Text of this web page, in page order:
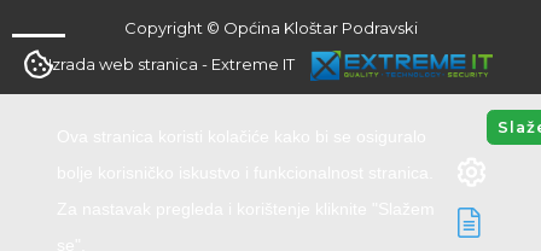
Copyright © Općina Kloštar Podravski
Izrada web stranica - Extreme IT